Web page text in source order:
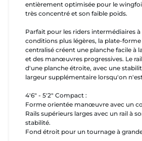
entièrement optimisée pour le
très concentré et son faible poids.
Parfait pour les riders intermédiaires à
conditions plus légères, la plate-
centralisé créent une planche facile à
et des manœuvres progressives. Le
d'une planche étroite, avec une
largeur supplémentaire lorsqu'on
4'6" - 5'2" Compact :
Forme orientée manœuvre avec un
Rails supérieurs larges avec un rail à
stabilité.
Fond étroit pour un tournage à